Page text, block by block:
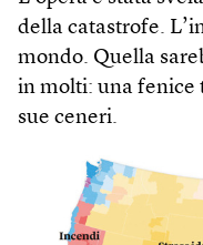
della catastrofe.
mondo. Quella
in molti: una fenice
sue ceneri.